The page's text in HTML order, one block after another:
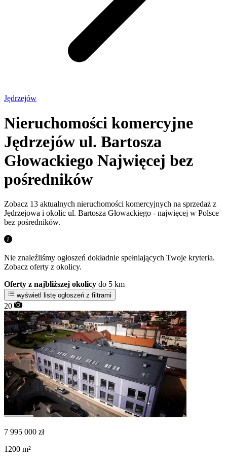
Jędrzejów
Nieruchomości komercyjne
Jędrzejów ul. Bartosza
Głowackiego Najwięcej bez
pośredników
Zobacz 13 aktualnych nieruchomości komercyjnych na sprzedaż z
Jędrzejowa i okolic ul. Bartosza Głowackiego - najwięcej w Polsce
bez pośredników.
Nie znaleźliśmy ogłoszeń dokładnie spełniających Twoje kryteria.
Zobacz oferty z okolicy.
Oferty z najbliższej okolicy do 5 km
wyświetl listę ogłoszeń z filtrami
20
7 995 000 zł
1200 m²